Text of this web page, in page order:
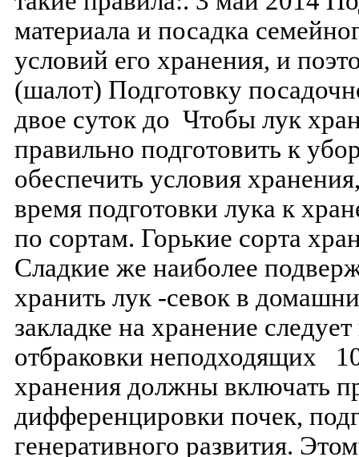
материала и посадка
условий его хранения, и
(шалот) Подготовку
двое суток до Чтобы лук
правильно подготовить к
обеспечить условия
время подготовки лука к
по сортам. Горькие сорта
Сладкие же наиболее
хранить лук -севок в
закладке на хранение
отбраковки неподходящих
хранения должны включать
дифференцировки почек,
генеративного развития.